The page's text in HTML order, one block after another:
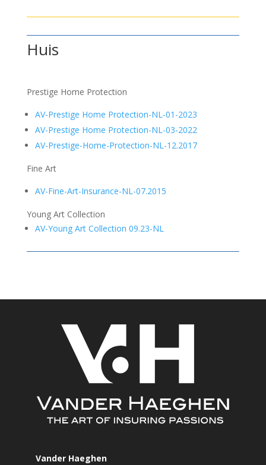
Huis
Prestige Home Protection
AV-Prestige Home Protection-NL-01-2023
AV-Prestige Home Protection-NL-03-2022
AV-Prestige-Home-Protection-NL-12.2017
Fine Art
AV-Fine-Art-Insurance-NL-07.2015
Young Art Collection
AV-Young Art Collection 09.23-NL
Vander Haeghen